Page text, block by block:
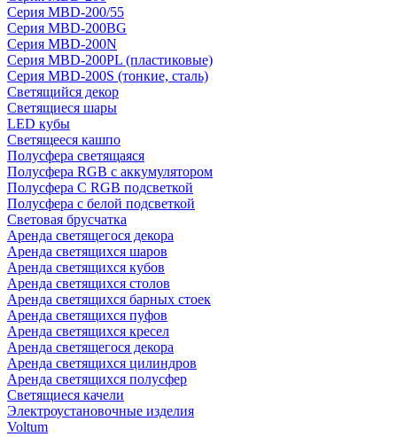
Серия MBD-200/55
Серия MBD-200BG
Серия MBD-200N
Серия MBD-200PL (пластиковые)
Серия MBD-200S (тонкие, сталь)
Светящийся декор
Светящиеся шары
LED кубы
Светящееся кашпо
Полусфера светящаяся
Полусфера RGB с аккумулятором
Полусфера С RGB подсветкой
Полусфера с белой подсветкой
Световая брусчатка
Аренда светящегося декора
Аренда светящихся шаров
Аренда светящихся кубов
Аренда светящихся столов
Аренда светящихся барных стоек
Аренда светящихся пуфов
Аренда светящихся кресел
Аренда светящегося декора
Аренда светящихся цилиндров
Аренда светящихся полусфер
Светящиеся качели
Электроустановочные изделия
Voltum